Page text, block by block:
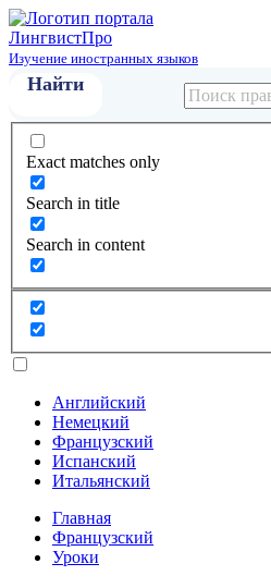
ЛингвистПро
Изучение иностранных языков
Exact matches only
Search in title
Search in content
Английский
Немецкий
Французский
Испанский
Итальянский
Главная
Французский
Уроки